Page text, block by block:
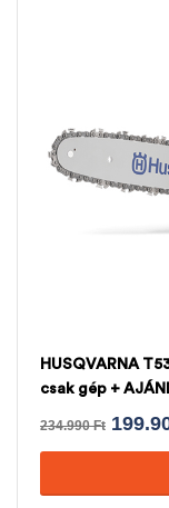
HUSQVARNA
csak gép +
234.990Ft